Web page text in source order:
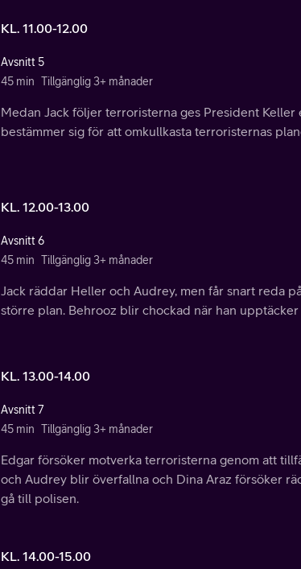
KL. 11.00-12.00
Avsnitt 5
45 min Tillgänglig 3+ månader
Medan Jack följer terroristerna ges President
bestämmer sig för att omkullkasta terroristernas
KL. 12.00-13.00
Avsnitt 6
45 min Tillgänglig 3+ månader
Jack räddar Heller och Audrey, men får snart reda
större plan. Behrooz blir chockad när han
KL. 13.00-14.00
Avsnitt 7
45 min Tillgänglig 3+ månader
Edgar försöker motverka terroristerna genom att
och Audrey blir överfallna och Dina Araz försöker
gå till polisen.
KL. 14.00-15.00